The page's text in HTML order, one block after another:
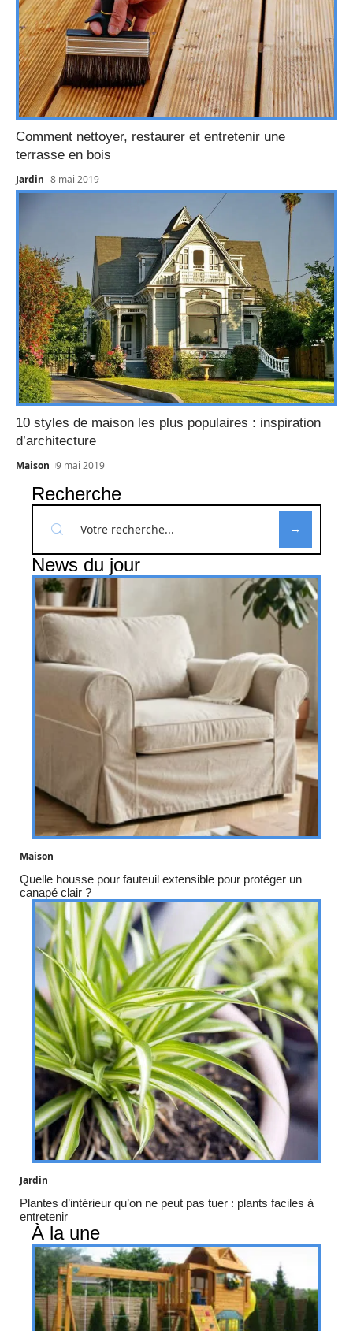
Comment nettoyer, restaurer et entretenir une
terrasse en bois
Jardin 8 mai 2019
10 styles de maison les plus populaires : inspiration
d’architecture
Maison 9 mai 2019
Recherche
News du jour
Maison
Quelle housse pour fauteuil extensible pour protéger un
canapé clair ?
Jardin
Plantes d’intérieur qu’on ne peut pas tuer : plants faciles à
entretenir
À la une